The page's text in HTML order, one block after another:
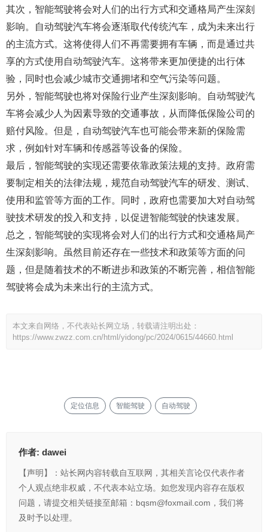
其次，智能驾驶将会对人们的出行方式和交通格局产生深刻
影响。自动驾驶汽车将会逐渐取代传统汽车，成为未来出行
的主流方式。这将使得人们不再需要拥有车辆，而是通过共
享的方式使用自动驾驶汽车。这将带来更加便捷的出行体
验，同时也会减少城市交通拥堵和空气污染等问题。
另外，智能驾驶也将对保险行业产生深刻影响。自动驾驶汽
车将会减少人为因素导致的交通事故，从而降低保险公司的
赔付风险。但是，自动驾驶汽车也可能会带来新的保险需
求，例如针对车辆和传感器等设备的保险。
最后，智能驾驶的实现还需要依靠政策法规的支持。政府需
要制定相关的法律法规，规范自动驾驶汽车的研发、测试、
使用和监管等方面的工作。同时，政府也需要加大对自动驾
驶技术研发的投入和支持，以促进智能驾驶的快速发展。
总之，智能驾驶的实现将会对人们的出行方式和交通格局产
生深刻影响。虽然目前还存在一些技术和政策等方面的问
题，但是随着技术的不断进步和政策的不断完善，相信智能
驾驶将会成为未来出行的主流方式。
本文来自网络，不代表站长网立场，转载请注明出处：
https://www.zwzz.com.cn/html/yidong/pc/2024/0615/44660.html
定位信息 智能驾驶 自动驾驶
作者: dawei
【声明】：站长网内容转载自互联网，其相关言论仅代表作者
个人观点绝非权威，不代表本站立场。如您发现内容存在版权
问题，请提交相关链接至邮箱：bqsm@foxmail.com，我们将
及时予以处理。